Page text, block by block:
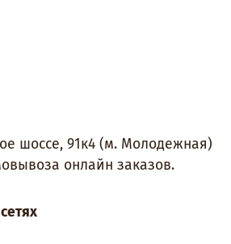
шоссе, 91к4 (м. Молодежная)
онлайн заказов.